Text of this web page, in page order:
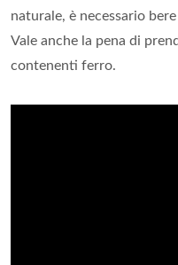
naturale, è necessario
Vale anche la pena di
contenenti ferro.